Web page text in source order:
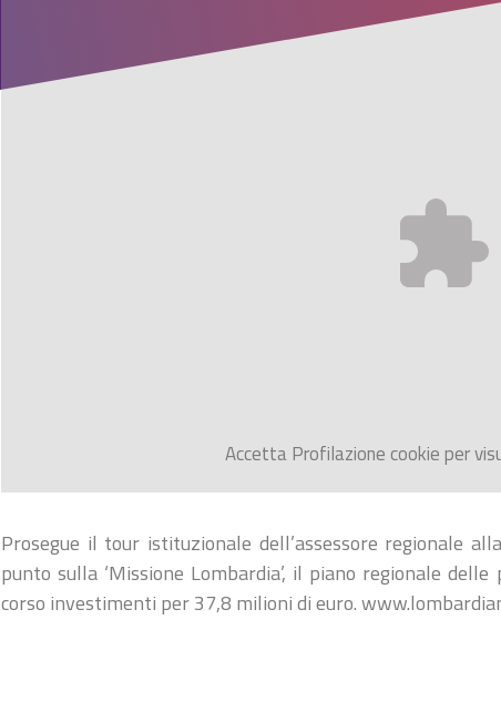
AccettaProfilazionecookie per
Prosegue il tour istituzionale dell’assessore regionale
punto sulla ‘Missione Lombardia’, il piano regionale
corso investimenti per 37,8 milioni di euro.